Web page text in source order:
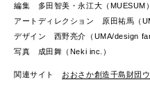
編集 多田智美・永江大（MUESUM）
アートディレクション 原田祐馬（
デザイン 西野亮介（UMA/design
写真 成田舞（Neki inc.）
関連サイト おおさか創造千島財団